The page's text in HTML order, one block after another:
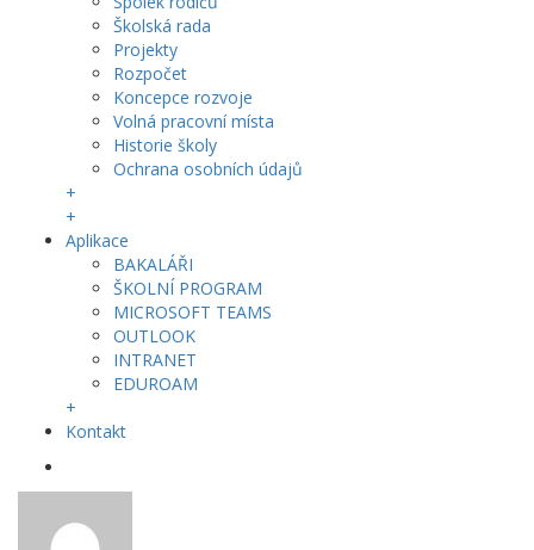
Školská rada
Projekty
Rozpočet
Koncepce rozvoje
Volná pracovní místa
Historie školy
Ochrana osobních údajů
+
+
Aplikace
BAKALÁŘI
ŠKOLNÍ PROGRAM
MICROSOFT TEAMS
OUTLOOK
INTRANET
EDUROAM
+
Kontakt